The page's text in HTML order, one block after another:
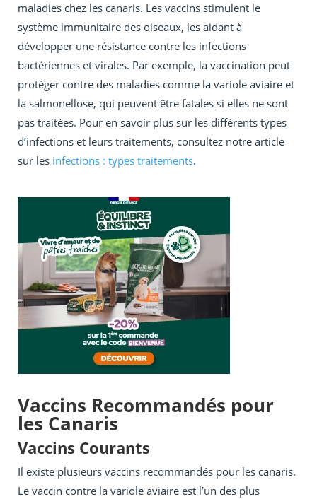
maladies chez les canaris. Les vaccins stimulent le
système immunitaire des oiseaux, les aidant à
développer une résistance contre les infections
bactériennes et virales. Par exemple, la vaccination peut
protéger contre des maladies comme la variole aviaire et
la salmonellose, qui peuvent être fatales si elles ne sont
pas traitées. Pour en savoir plus sur les différents types
d’infections et leurs traitements, consultez notre article
sur les infections : types traitements.
Vaccins Recommandés pour
les Canaris
Vaccins Courants
Il existe plusieurs vaccins recommandés pour les canaris.
Le vaccin contre la variole aviaire est l’un des plus